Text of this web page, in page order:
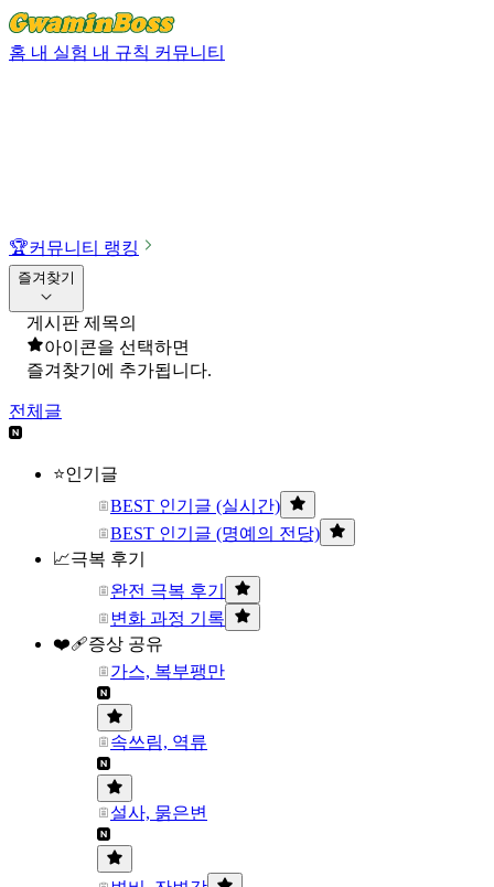
홈 내 실험 내 규칙 커뮤니티
🏆커뮤니티 랭킹
즐겨찾기
게시판 제목의
아이콘을 선택하면
즐겨찾기에 추가됩니다.
전체글
⭐인기글
BEST 인기글 (실시간)
BEST 인기글 (명예의 전당)
📈극복 후기
완전 극복 후기
변화 과정 기록
❤️‍🩹증상 공유
가스, 복부팽만
속쓰림, 역류
설사, 묽은변